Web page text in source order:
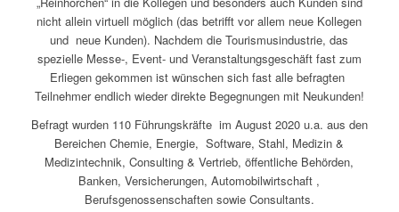
nicht allein virtuell möglich (das betrifft vor allem neue Kollegen
und neue Kunden). Nachdem die Tourismusindustrie, das
spezielle Messe-, Event- und Veranstaltungsgeschäft fast zum
Erliegen gekommen ist wünschen sich fast alle befragten
Teilnehmer endlich wieder direkte Begegnungen mit Neukunden!
Befragt wurden 110 Führungskräfte im August 2020 u.a. aus den
Bereichen Chemie, Energie, Software, Stahl, Medizin &
Medizintechnik, Consulting & Vertrieb, öffentliche Behörden,
Banken, Versicherungen, Automobilwirtschaft ,
Berufsgenossenschaften sowie Consultants.